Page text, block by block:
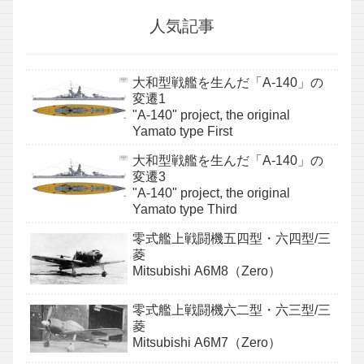
人気記事
大和型戦艦を生んだ「A-140」の
変遷1
"A-140" project, the original
Yamato type First
大和型戦艦を生んだ「A-140」の
変遷3
"A-140" project, the original
Yamato type Third
零式艦上戦闘機五四型・六四型/三
菱
Mitsubishi A6M8（Zero）
零式艦上戦闘機六二型・六三型/三
菱
Mitsubishi A6M7（Zero）